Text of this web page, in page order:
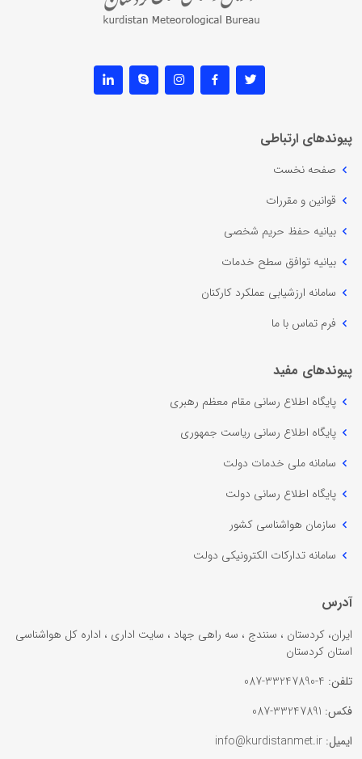
پیوندهای ارتباطی
صفحه نخست
قوانین و مقررات
بیانیه حفظ حریم شخصی
بیانیه توافق سطح خدمات
سامانه ارزشیابی عملکرد کارکنان
فرم تماس با ما
پیوندهای مفید
پایگاه اطلاع رسانی مقام معظم رهبری
پایگاه اطلاع رسانی ریاست جمهوری
سامانه ملی خدمات دولت
پایگاه اطلاع رسانی دولت
سازمان هواشناسی کشور
سامانه تدارکات الکترونیکی دولت
آدرس
ایران، کردستان ، سنندج ، سه راهی جهاد ، سایت اداری ، اداره کل هواشناسی
استان کردستان
تلفن:
فکس:
ایمیل: